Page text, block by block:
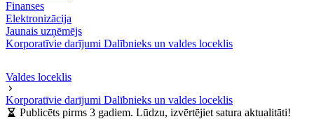
Finanses
Elektronizācija
Jaunais uzņēmējs
Korporatīvie darījumi Dalībnieks un valdes loceklis
Valdes loceklis
Korporatīvie darījumi Dalībnieks un valdes loceklis
Publicēts pirms 3 gadiem. Lūdzu, izvērtējiet satura aktualitāti!